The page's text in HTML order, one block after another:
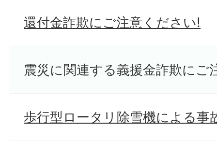
還付金詐欺にご注意ください!
震災に関連する義援金詐欺にご
歩行型ロータリ除雪機による事